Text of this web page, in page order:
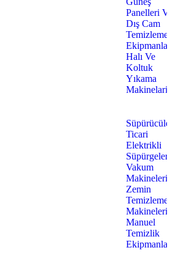
Panelleri Ve
Dış Cam
Temizleme
Ekipmanları
Halı Ve
Koltuk
Yıkama
Makinelari
Süpürücüler
Ticari
Elektrikli
Süpürgeler
Vakum
Makineleri
Zemin
Temizleme
Makineleri
Manuel
Temizlik
Ekipmanları